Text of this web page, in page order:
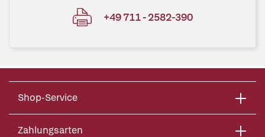
+49 711 - 2582-390
Shop-Service
Zahlungsarten